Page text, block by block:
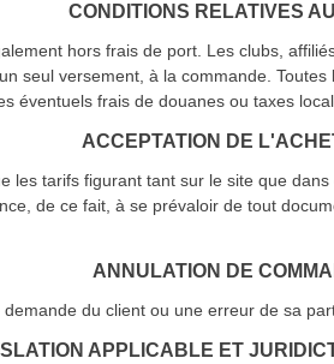
CONDITIONS RELATIVES
hors frais de port. Les clubs,
seul versement, à la commande.
éventuels frais de douanes ou taxes
ACCEPTATION DE
les tarifs figurant tant sur le site que
de ce fait, à se prévaloir de tout
ANNULATION DE
du client ou une erreur de sa
APPLICABLE ET